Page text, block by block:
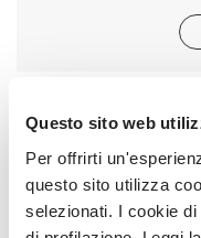
Questo sito web
Per offrirti
questo sito utilizza
selezionati. I cookie